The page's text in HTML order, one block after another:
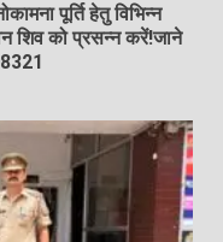
पूर्ति हेतु विभिन्न
शिव को प्रसन्न करें!जाने